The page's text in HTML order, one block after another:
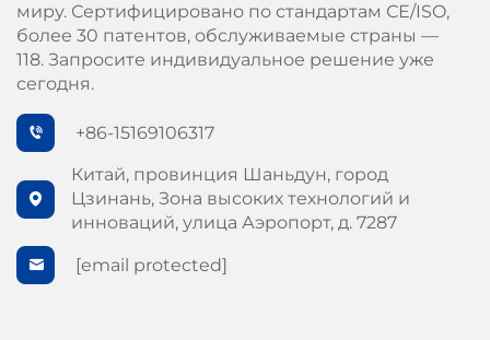
миру. Сертифицировано по стандартам СЕ/ISO,
более 30 патентов, обслуживаемые страны —
118. Запросите индивидуальное решение уже
сегодня.
+86-15169106317
Китай, провинция Шаньдун, город
Цзинань, Зона высоких технологий и
инноваций, улица Аэропорт, д. 7287
[email protected]